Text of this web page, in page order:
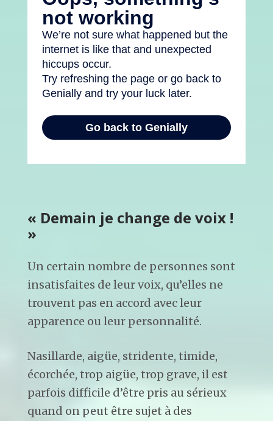
« Demain je change de voix !
»
Un certain nombre de personnes sont
insatisfaites de leur voix, qu’elles ne
trouvent pas en accord avec leur
apparence ou leur personnalité.
Nasillarde, aigüe, stridente, timide,
écorchée, trop aigüe, trop grave, il est
parfois difficile d’être pris au sérieux
quand on peut être sujet à des